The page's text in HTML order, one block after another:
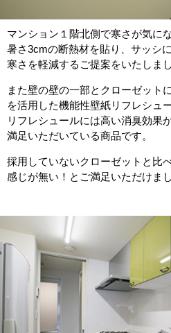
マンション１階北側で寒さが気に
暑さ3cmの断熱材を貼り、サッシ
寒さを軽減するご提案をいたしまし
また壁の壁の一部とクローゼット
を活用した機能性壁紙リフレシュ
リフレシュールには高い消臭効果
満足いただいている商品です。
採用していないクローゼットと比
感じが無い！とご満足いただけまし